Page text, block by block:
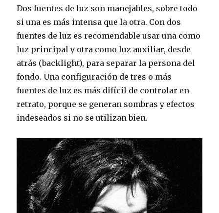
Dos fuentes de luz son manejables, sobre todo
si una es más intensa que la otra. Con dos
fuentes de luz es recomendable usar una como
luz principal y otra como luz auxiliar, desde
atrás (backlight), para separar la persona del
fondo. Una configuración de tres o más
fuentes de luz es más difícil de controlar en
retrato, porque se generan sombras y efectos
indeseados si no se utilizan bien.